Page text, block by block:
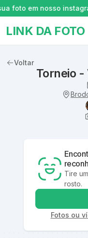
foto em nosso
LINK DA FOTO
Voltar
Torneio -
Tire
rosto.
Fotos ou